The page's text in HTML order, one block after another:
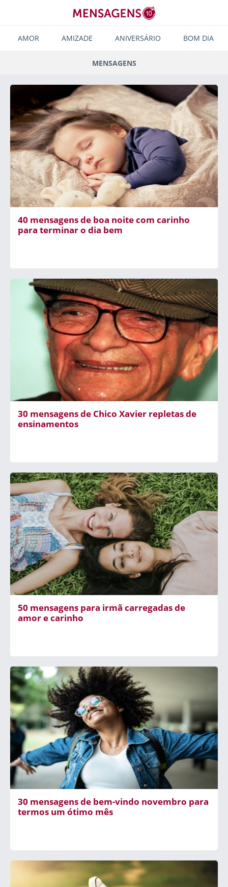
AMOR AMIZADE ANIVERSÁRIO BOM DIA
MENSAGENS
40 mensagens de boa noite com carinho
para terminar o dia bem
30 mensagens de Chico Xavier repletas de
ensinamentos
50 mensagens para irmã carregadas de
amor e carinho
30 mensagens de bem-vindo novembro para
termos um ótimo mês